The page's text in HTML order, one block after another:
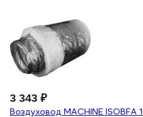
3 343 ₽
Воздуховод MACHINE ISOBFA